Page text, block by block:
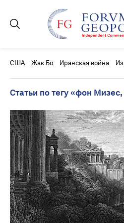
США Жак Бо Иранская война
Статьи по тегу «фон